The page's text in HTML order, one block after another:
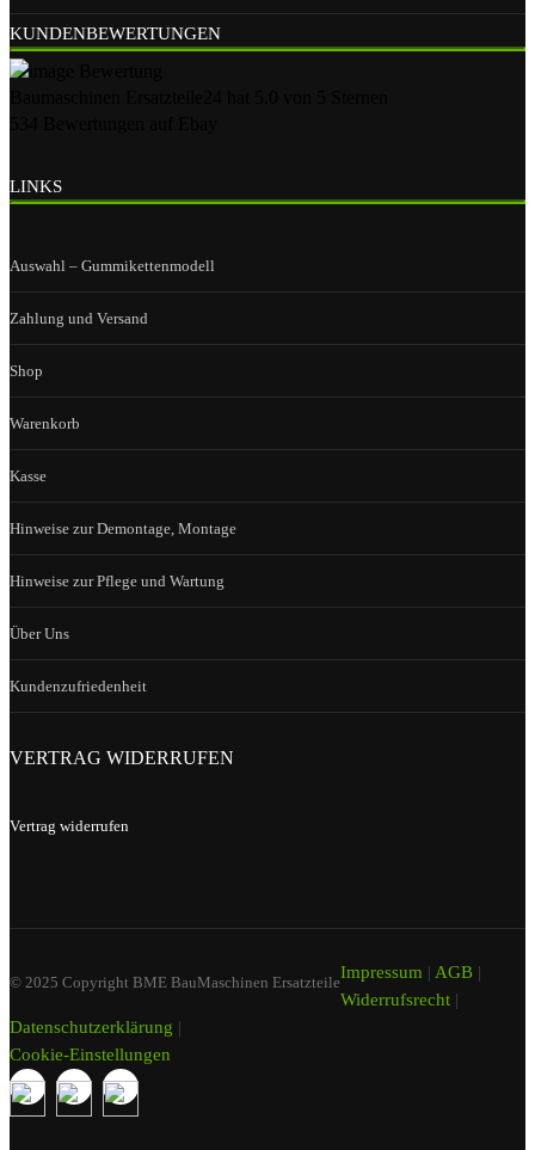
KUNDENBEWERTUNGEN
LINKS
Auswahl – Gummikettenmodell
Zahlung und Versand
Shop
Warenkorb
Kasse
Hinweise zur Demontage, Montage
Hinweise zur Pflege und Wartung
Über Uns
Kundenzufriedenheit
VERTRAG WIDERRUFEN
Vertrag widerrufen
© 2025 Copyright BME BauMaschinen Ersatzteile
Impressum | AGB |
Widerrufsrecht |
Datenschutzerklärung |
Cookie-Einstellungen